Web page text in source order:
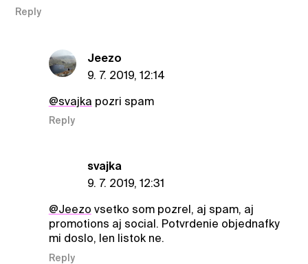
Reply
Jeezo
9. 7. 2019, 12:14
@svajka pozri spam
Reply
svajka
9. 7. 2019, 12:31
@Jeezo vsetko som pozrel, aj spam, aj
promotions aj social. Potvrdenie objednafky
mi doslo, len listok ne.
Reply